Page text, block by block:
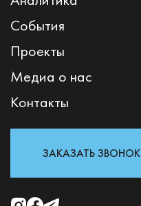
События
Проекты
Медиа о нас
Контакты
ЗАКАЗАТЬ ЗВОНОК